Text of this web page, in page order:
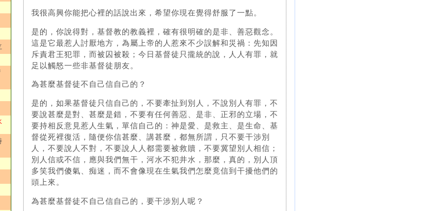
我很高興你能把心裡的話說出來，希望你現在覺得舒服了一點。
是的，你說得對，基督教的教義裡，確有很明確的是非、善惡觀念。
這是它最惹人討厭地方，為屬上帝的人惹來不少誤解和災禍：先知因
斥責君王犯罪，而被囚被殺；今日基督徒只攏統的說，人人有罪，就
足以觸怒一些非基督徒朋友。
為甚麼基督徒不自己信自己的？
是的，如果基督徒只信自己的，不要牽扯到別人，不說別人有罪，不
要說甚麼是對、甚麼是錯，不要有任何善惡、是非、正邪的立場，不
要持相反意見惹人生氣，單信自己的：神是愛、是救主、是生命、基
督從死裡復活，隨便你信甚麼、講甚麼，都無所謂，只不要干涉別
人，不要說人不對，不要說人人都需要被救贖，不要冀望別人相信；
別人信或不信，應與我們無干，河水不犯井水，那麼，真的，別人頂
多笑我們傻氣、痴迷，而不會像現在生氣我們怎麼竟信到干擾他們的
頭上來。
為甚麼基督徒不自己信自己的，要干涉別人呢？